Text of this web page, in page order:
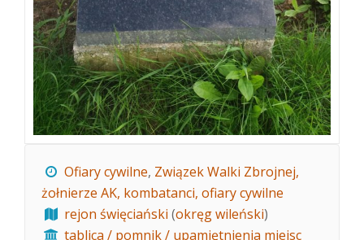
Ofiary cywilne, Związek Walki Zbrojnej,
żołnierze AK, kombatanci, ofiary cywilne
rejon święciański (okręg wileński)
tablica / pomnik / upamiętnienia miejsc